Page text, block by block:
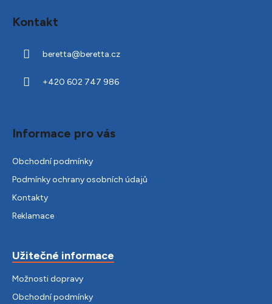
Kontakt
beretta@beretta.cz
+420 602 747 986
Informace pro vás
Obchodní podmínky
Podmínky ochrany osobních údajů
Kontakty
Reklamace
Užitečné informace
Možnosti dopravy
Obchodní podmínky